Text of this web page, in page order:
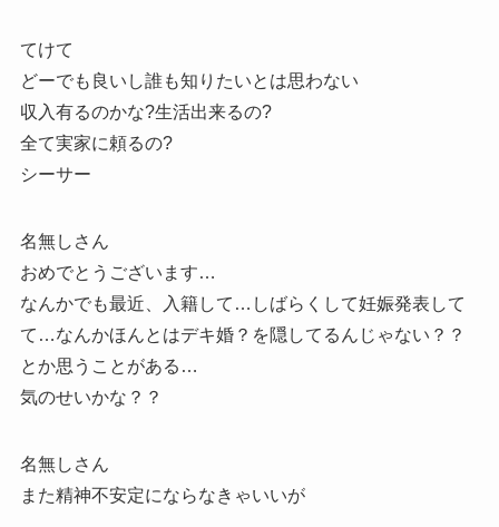
てけて
どーでも良いし誰も知りたいとは思わない
収入有るのかな?生活出来るの?
全て実家に頼るの?
シーサー
名無しさん
おめでとうございます…
なんかでも最近、入籍して…しばらくして妊娠発表して
て…なんかほんとはデキ婚？を隠してるんじゃない？？
とか思うことがある…
気のせいかな？？
名無しさん
また精神不安定にならなきゃいいが